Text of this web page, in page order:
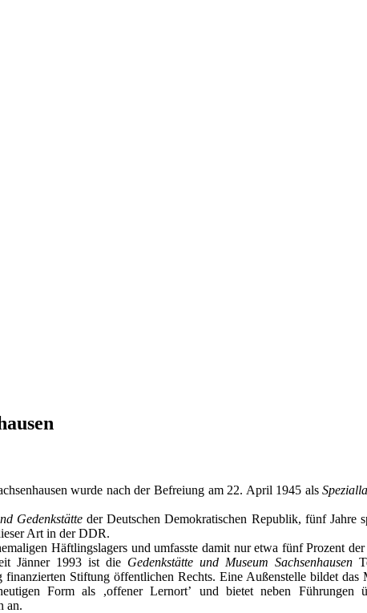
wurde nach der Befreiung am 22. April 1945 als
Gedenkstätte der Deutschen Demokratischen Republik, fünf Jahre
Art in der DDR.
Häftlingslagers und umfasste damit nur etwa fünf Prozent
Jänner 1993 ist die Gedenkstätte und Museum Sachsenhausen
Stiftung öffentlichen Rechts. Eine Außenstelle bildet
Form als ,offener Lernortʼ und bietet neben Führungen
an.